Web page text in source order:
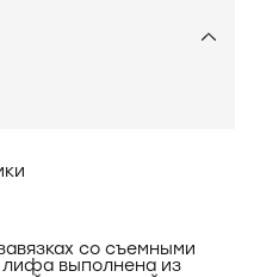
со съемными
лифа выполнена из